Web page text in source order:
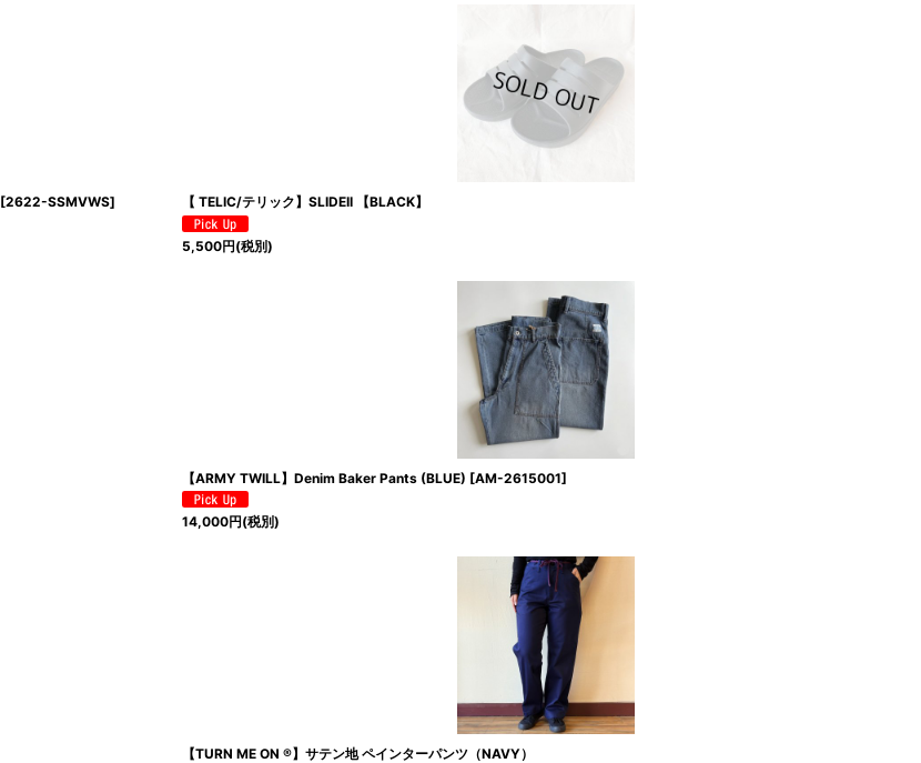
[2622-SSMVWS] 【 TELIC/テリック】SLIDEII 【BLACK】
5,500円(税別)
【ARMY TWILL】Denim Baker Pants (BLUE) [AM-2615001]
14,000円(税別)
【TURN ME ON ®】サテン地 ペインターパンツ（NAVY）